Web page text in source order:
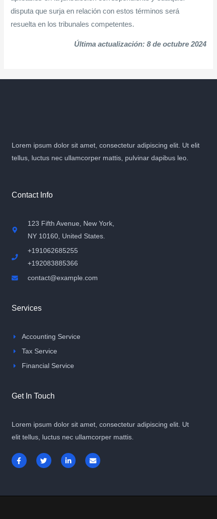
disputa que surja en relación con estos términos será
resuelta en los tribunales competentes.
Última actualización: 8 de octubre 2024
Lorem ipsum dolor sit amet, consectetur adipiscing elit. Ut elit
tellus, luctus nec ullamcorper mattis, pulvinar dapibus leo.
Contact Info
123 Fifth Avenue, New York,
NY 10160, United States​.
+191062685255
+192083885366
contact@example.com
Services
Accounting Service
Tax Service
Financial Service
Get In Touch
Lorem ipsum dolor sit amet, consectetur adipiscing elit. Ut
elit tellus, luctus nec ullamcorper mattis.
F
a
c
o
T
w
i
r
L
i
n
i
E
n
v
p